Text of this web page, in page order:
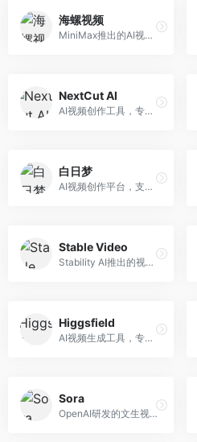
海螺视频
MiniMax推出的AI视频生成工具，支持高质量视频创作。面向内容创作者，提供文生视频、视频编辑等功能，生成速度快，视频效果自然流畅。
NextCut AI
AI视频创作工具，专注于智能剪辑和视频生成。面向视频创作者，提供智能剪辑、视频生成、特效添加等功能，剪辑效率高，适合快节奏内容生产。
白日梦
AI视频创作平台，支持生成长达50分钟的长视频内容。面向长视频创作者和内容生产者，支持故事视频生成、视频编辑等功能，适合叙事性内容创作。
Stable Video
Stability AI推出的视频生成模型，开源可部署。面向开发者和专业创作者，支持视频生成、视频编辑等功能，开源生态完善，定制化程度高。
Higgsfield
AI视频生成工具，专注于高质量视频内容创作。面向视频创作者和营销人员，支持文生视频、视频编辑等功能，视频效果逼真，适合商业应用。
Sora
OpenAI研发的文生视频大模型，可根据文字描述生成长达60秒的高清视频。面向影视创作者、广告从业者和内容生产者，视频连贯性强，物理世界理解准确，代表了AI视频生成的最高水平。